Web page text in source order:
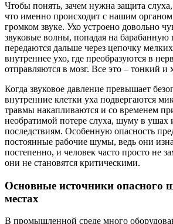
Чтобы понять, зачем нужна защита
что именно происходит с нашим
громком звуке. Ухо устроено довольно
звуковые волны, попадая на барабанную
передаются дальше через цепочку
внутреннее ухо, где преобразуются в
отправляются в мозг. Все это – тонкий
Когда звуковое давление превышает
внутренние клетки уха подвергаются
травмы накапливаются и со временем
необратимой потере слуха, шуму в ушах
последствиям. Особенную опасность
постоянные рабочие шумы, ведь они
постепенно, и человек часто просто не
они не становятся критическими.
Основные источники опасного
местах
В промышленной среде много